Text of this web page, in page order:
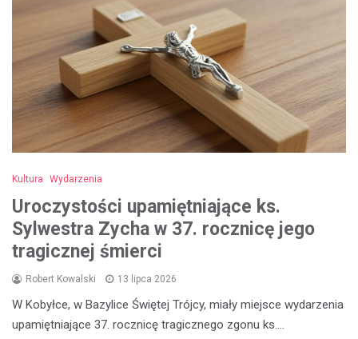
Kultura Wydarzenia
Uroczystości upamiętniające ks.
Sylwestra Zycha w 37. rocznicę jego
tragicznej śmierci
Robert Kowalski 13 lipca 2026
W Kobyłce, w Bazylice Świętej Trójcy, miały miejsce wydarzenia
upamiętniające 37. rocznicę tragicznego zgonu ks.…